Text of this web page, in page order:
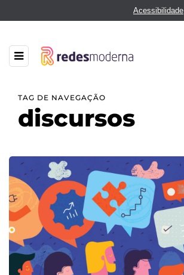
Acessibilidade
TAG DE NAVEGAÇÃO
discursos